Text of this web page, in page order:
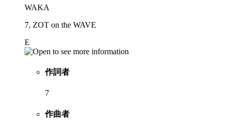
WAKA
7, ZOT on the WAVE
E
作詞者
7
作曲者